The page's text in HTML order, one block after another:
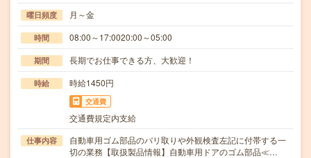
曜日頻度 月～金
時間 08:00～17:0020:00～05:00
期間 長期でお仕事できる方、大歓迎！
時給 時給1450円
交通費
交通費規定内支給
仕事内容
自動車用ゴム部品のバリ取りや外観検査左記に付帯する一
切の業務【取扱製品情報】自動車用ドアのゴム部品≪…